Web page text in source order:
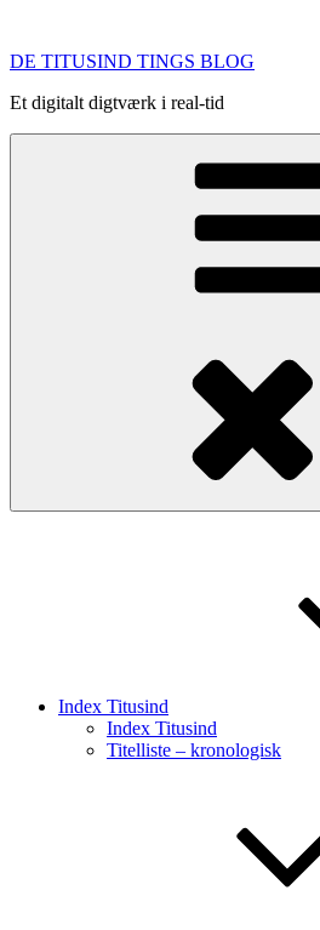
indhold
DE TITUSIND TINGS BLOG
Et digitalt digtværk i real-tid
Index Titusind
Index Titusind
Titelliste – kronologisk